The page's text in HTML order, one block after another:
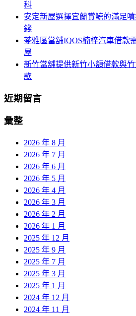
科
安定新屋選擇宜蘭賞鯨的滿足
錢
苓雅區當舖IQOS楠梓汽車借款
屋
新竹當舖提供新竹小額借款與
款
近期留言
彙整
2026 年 8 月
2026 年 7 月
2026 年 6 月
2026 年 5 月
2026 年 4 月
2026 年 3 月
2026 年 2 月
2026 年 1 月
2025 年 12 月
2025 年 9 月
2025 年 7 月
2025 年 3 月
2025 年 1 月
2024 年 12 月
2024 年 11 月